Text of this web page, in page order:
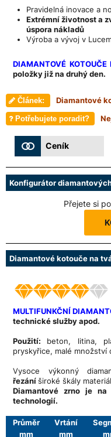
Pravidelná inovace a
Extrémní životnost a
úspora nákladů
Výroba a vývoj v
DIAMANTOVÉ KOTOUČE
položky již na druhý den.
Článek: Diamantové
Potřebujete poradit?
Ceník
Konfigurátor
Přejete si
Diamantové kotouče na
MULTIFUNKČNÍ
technické služby apod.
Použití: beton, litina,
pryskyřice, malé množství
Vysoce výkonný
řezáníširoké škály
Diamantové zrno je na
technologií.
Průměr
mm
Vrtání
mm